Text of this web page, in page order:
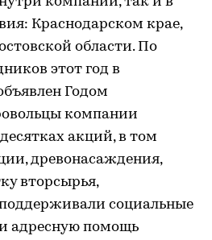
Краснодарском крае,
области. По
этот год в
Годом
компании
акций, в том
древонасаждения,
вторсырья,
социальные
адресную помощь